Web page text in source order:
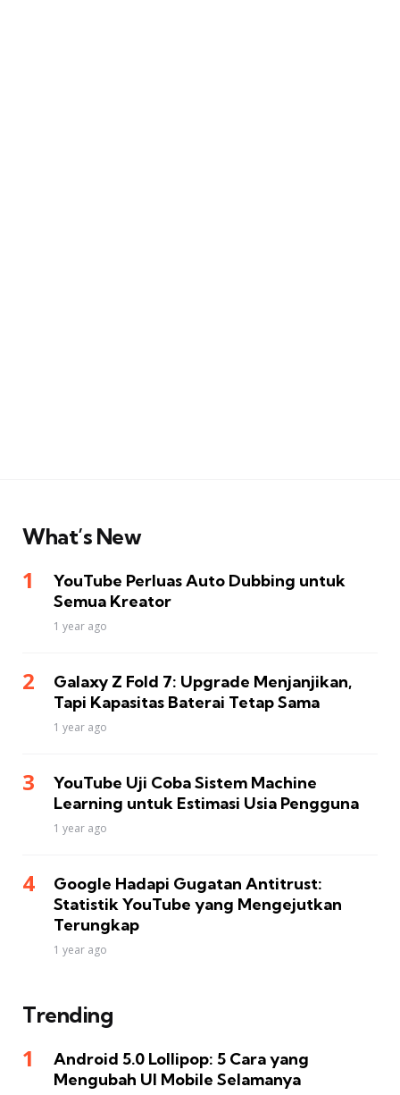
What’s New
YouTube Perluas Auto Dubbing untuk
Semua Kreator
1 year ago
Galaxy Z Fold 7: Upgrade Menjanjikan,
Tapi Kapasitas Baterai Tetap Sama
1 year ago
YouTube Uji Coba Sistem Machine
Learning untuk Estimasi Usia Pengguna
1 year ago
Google Hadapi Gugatan Antitrust:
Statistik YouTube yang Mengejutkan
Terungkap
1 year ago
Trending
Android 5.0 Lollipop: 5 Cara yang
Mengubah UI Mobile Selamanya